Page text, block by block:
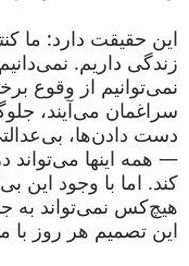
این حقیقت دارد: ما
زندگی داریم.
نمی‌توانیم از وقوع
سراغمان می‌آیند،
دست دادن‌ها،
— همه اینها می‌تواند
کند. اما با وجود این
هیچ‌کس نمی‌تواند به
این تصمیم هر روز